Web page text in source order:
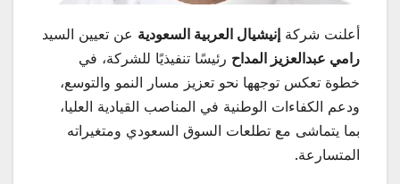
أعلنت شركة إنيشيال العربية السعودية عن تعيين السيد
رامي عبدالعزيز المداح رئيسًا تنفيذيًا للشركة، في
خطوة تعكس توجهها نحو تعزيز مسار النمو والتوسع،
ودعم الكفاءات الوطنية في المناصب القيادية العليا،
بما يتماشى مع تطلعات السوق السعودي ومتغيراته
المتسارعة.